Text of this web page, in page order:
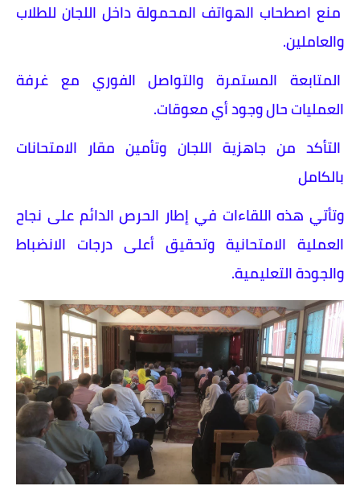
منع اصطحاب الهواتف المحمولة داخل اللجان للطلاب
والعاملين.
المتابعة المستمرة والتواصل الفوري مع غرفة
العمليات حال وجود أي معوقات.
التأكد من جاهزية اللجان وتأمين مقار الامتحانات
بالكامل
وتأتي هذه اللقاءات في إطار الحرص الدائم على نجاح
العملية الامتحانية وتحقيق أعلى درجات الانضباط
والجودة التعليمية.